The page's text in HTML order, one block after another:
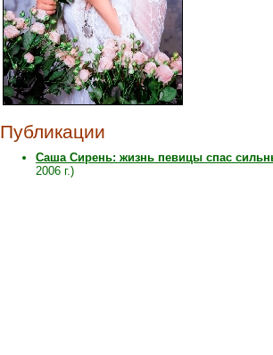
Публикации
Саша Сирень: жизнь певицы спас
2006 г.)